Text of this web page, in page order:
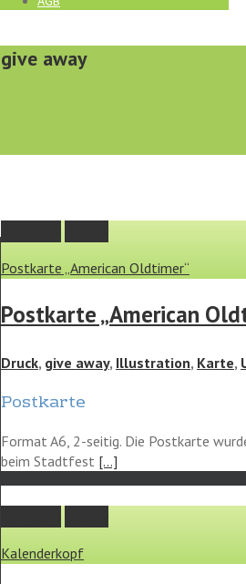
give away
Postkarte „American Oldtimer“
Postkarte „American
Druck, give away, Illustration, Karte,
Postkarte
Format A6, 2-seitig. Die Postkarte
beim Stadtfest […]
Kalenderkopf